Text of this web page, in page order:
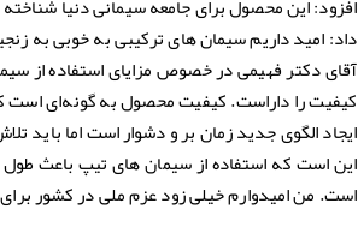
افزود: این محصول برای جامعه سیمانی دنیا
داد: امید داریم سیمان های ترکیبی به خوبی به
آقای دکتر فهیمی در خصوص مزایای استفاده از
کیفیت را داراست. کیفیت محصول به گونه‌ای است
ایجاد الگوی جدید زمان بر و دشوار است اما
این است که استفاده از سیمان های تیپ باعث
است. من امیدوارم خیلی زود عزم ملی در کشور برای